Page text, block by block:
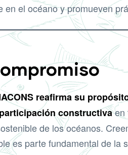
en el océano y promueven
reafirma su
constructivaen
de los océanos.
es parte fundamental de la